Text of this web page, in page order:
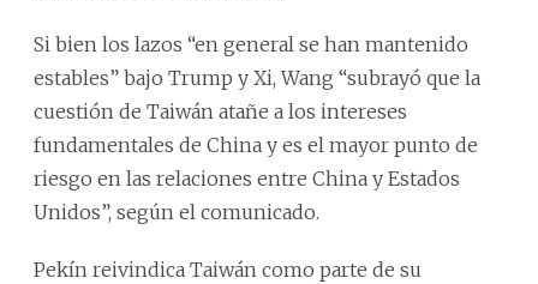
Si bien los lazos “en general se han mantenido
estables” bajo Trump y Xi, Wang “subrayó que la
cuestión de Taiwán atañe a los intereses
fundamentales de China y es el mayor punto de
riesgo en las relaciones entre China y Estados
Unidos”, según el comunicado.
Pekín reivindica Taiwán como parte de su